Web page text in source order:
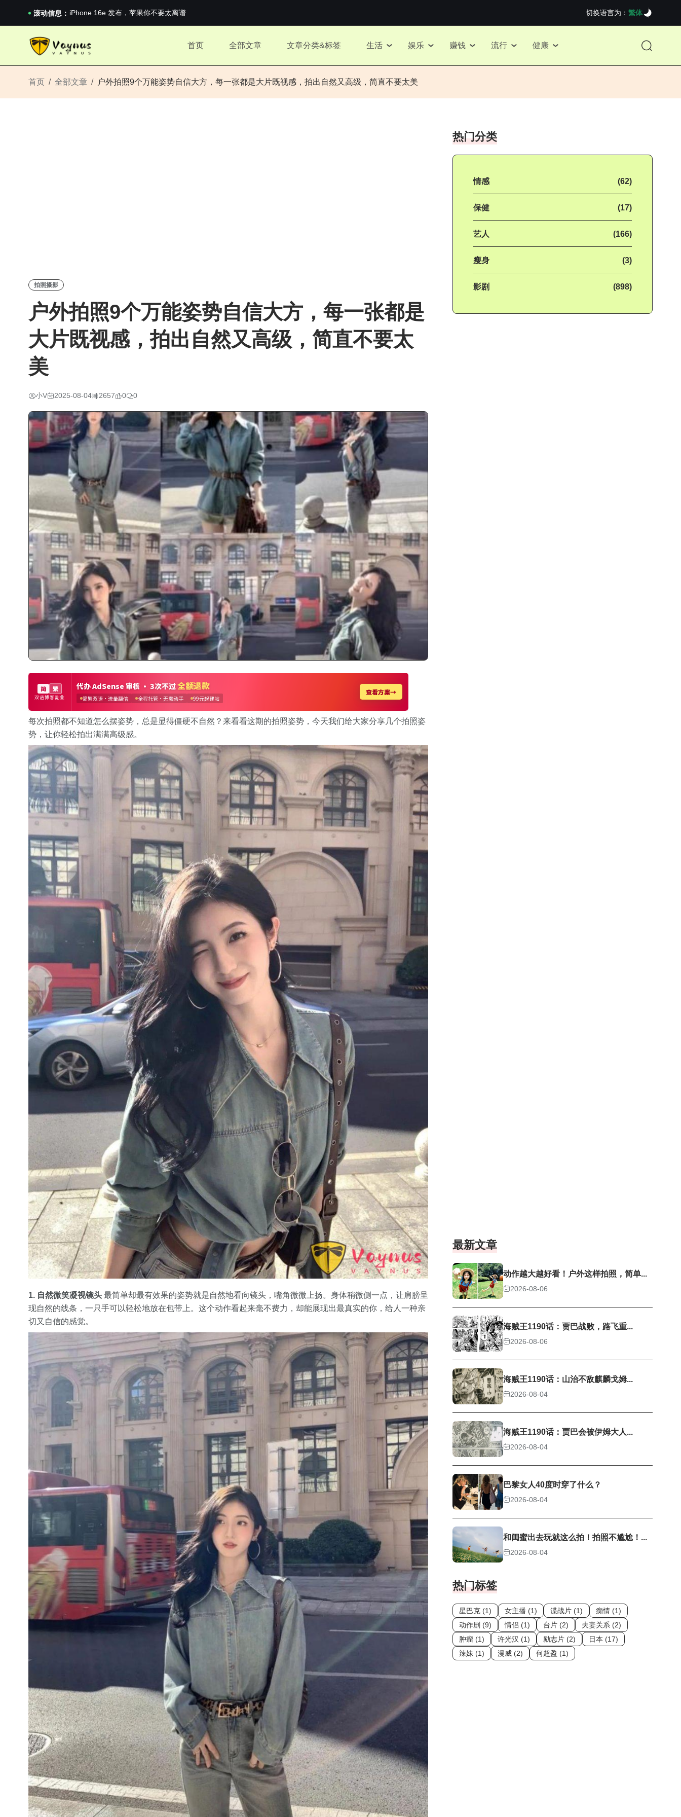
滚动信息： 2026澳网男单收官：全满贯对上全满亚，德约...
《巅峰守卫 Highguard》正式上线，官...
2026澳网男单收官：全满贯对上全满亚，德约...
切换语言为： 繁体
首页 全部文章 文章分类&标签 生活 娱乐 赚钱 流行 健康
首页 全部文章 户外拍照9个万能姿势自信大方，每一张都是大片既视感，拍出自然又高级，简直不要太美
拍照摄影
户外拍照9个万能姿势自信大方，每一张都是
大片既视感，拍出自然又高级，简直不要太
美
小V 2025-08-04 2657 0 0
每次拍照都不知道怎么摆姿势，总是显得僵硬不自然？来看看这期的拍照姿势，今天我们给大家分享几个拍照姿
势，让你轻松拍出满满高级感。
1. 自然微笑凝视镜头 最简单却最有效果的姿势就是自然地看向镜头，嘴角微微上扬。身体稍微侧一点，让肩膀呈
现自然的线条，一只手可以轻松地放在包带上。这个动作看起来毫不费力，却能展现出最真实的你，给人一种亲
切又自信的感觉。
热门分类
情感 (62)
保健 (17)
艺人 (166)
瘦身 (3)
影剧 (898)
最新文章
动作越大越好看！户外这样拍照，简单...
2026-08-06
海贼王1190话：贾巴战败，路飞重...
2026-08-06
海贼王1190话：山治不敌麒麟戈姆...
2026-08-04
海贼王1190话：贾巴会被伊姆大人...
2026-08-04
巴黎女人40度时穿了什么？
2026-08-04
和闺蜜出去玩就这么拍！拍照不尴尬！...
2026-08-04
热门标签
星巴克 (1) 女主播 (1) 谍战片 (1)
痴情 (1)
动作剧 (9)
情侣 (1) 台片 (2)
夫妻关系 (2)
肿瘤 (1)
许光汉 (1) 励志片 (2)
日本 (17)
辣妹 (1)
漫威 (2) 何超盈 (1)